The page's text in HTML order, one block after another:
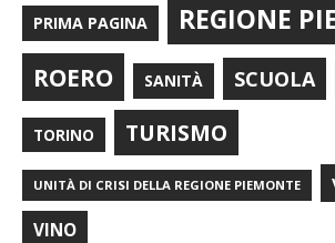
PRIMA PAGINA REGIONE
ROERO SANITÀ SCUOLA
TORINO TURISMO
UNITÀ DI CRISI DELLA REGIONE PIEMONTE
VINO